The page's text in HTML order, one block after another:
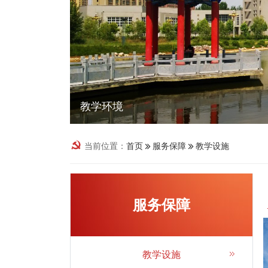
教学环境
当前位置： 首页 服务保障 教学设施
服务保障
教学设施